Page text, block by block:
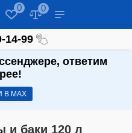
0 0
14-99
ответим
В МАХ
и баки 120 л